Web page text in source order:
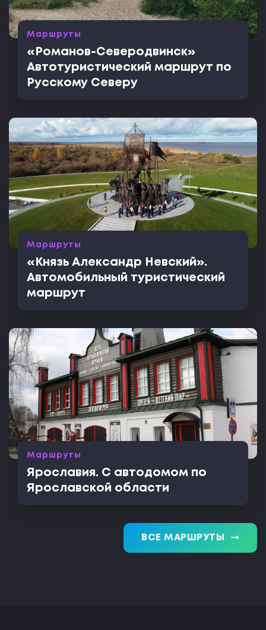
Маршруты
«Романов-Северодвинск»
Автотуристический маршрут по
Русскому Северу
Маршруты
«Князь Александр Невский».
Автомобильный туристический
маршрут
Маршруты
Ярославия. С автодомом по
Ярославской области
ВСЕ МАРШРУТЫ trending_flat